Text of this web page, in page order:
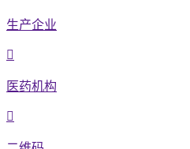
生产企业
医药机构